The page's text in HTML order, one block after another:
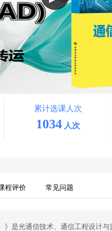
累计选课人次
1034人次
程评价 常见问题
》是光通信技术、通信工程设计